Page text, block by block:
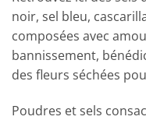
noir, sel bleu,
composées avec
bannissement,
des fleurs séchées
Poudres et sels